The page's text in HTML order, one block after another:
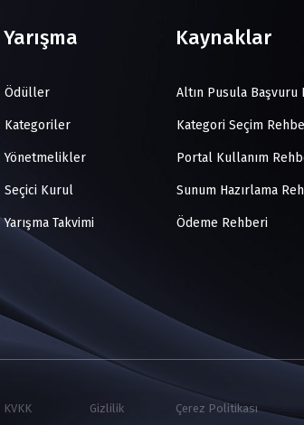
Yarışma
Ödüller
Kategoriler
Yönetmelikler
Seçici Kurul
Yarışma Takvimi
Kaynaklar
Altın Pusula Başvuru
Kategori Seçim
Portal Kullanım
Sunum Hazırlama
Ödeme Rehberi
KVKK Gizlilik Çerez Politikası